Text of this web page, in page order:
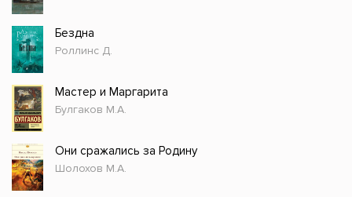
Бездна
Роллинс Д.
Мастер и Маргарита
Булгаков М.А.
Они сражались за Родину
Шолохов М.А.